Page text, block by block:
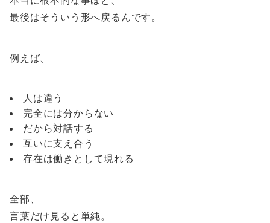
最後はそういう形へ戻るんです。
例えば、
人は違う
完全には分からない
だから対話する
互いに支え合う
存在は働きとして現れる
全部、
言葉だけ見ると単純。